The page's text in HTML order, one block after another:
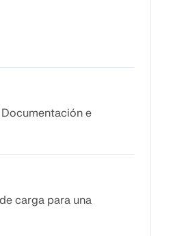
de acero
e
carga para una